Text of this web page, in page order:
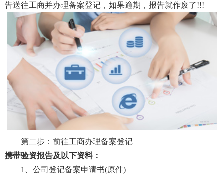
告送往工商并办理备案登记，如果逾期，报告就作废了!!!
第二步：前往工商办理备案登记
携带验资报告及以下资料：
1、公司登记备案申请书(原件)